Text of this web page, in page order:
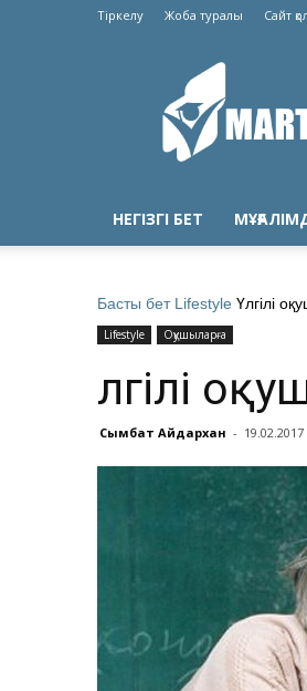
Тіркелу Жоба туралы Сайт
Martebe.kz
білім
сайты
НЕГІЗГІ БЕТ
Басты бет Lifestyle Үлгілі
Lifestyle Оқушыларға
Үлгілі
Сымбат Айдархан - 19.02.2017